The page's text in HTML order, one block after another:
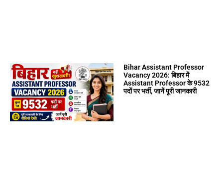
Bihar Assistant Professor
Vacancy 2026: बिहार में
Assistant Professor के 9532
पदों पर भर्ती, जानें पूरी जानकारी